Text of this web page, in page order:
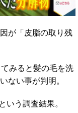
が「皮脂の取り残
みると髪の毛を洗
ない事が判明。
いう調査結果。